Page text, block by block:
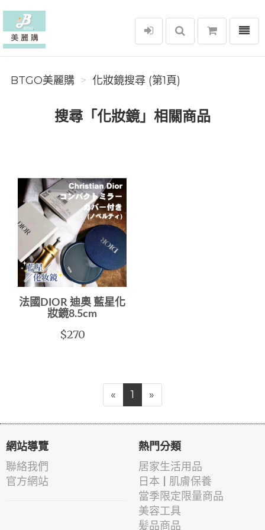
BTGO美麗購
選單
BTGO美麗購 化妝鏡搜尋 (第1頁)
搜尋「化妝鏡」相關商品
法國DIOR 迪奧 藍星化
妝鏡8.5cm
$270
« 1 »
網站導覽
聯絡我們
官方網站
熱門分類
居家生活用品
日本 | 肌膚保養
當季限定限量商品
美容工具
髪品商品